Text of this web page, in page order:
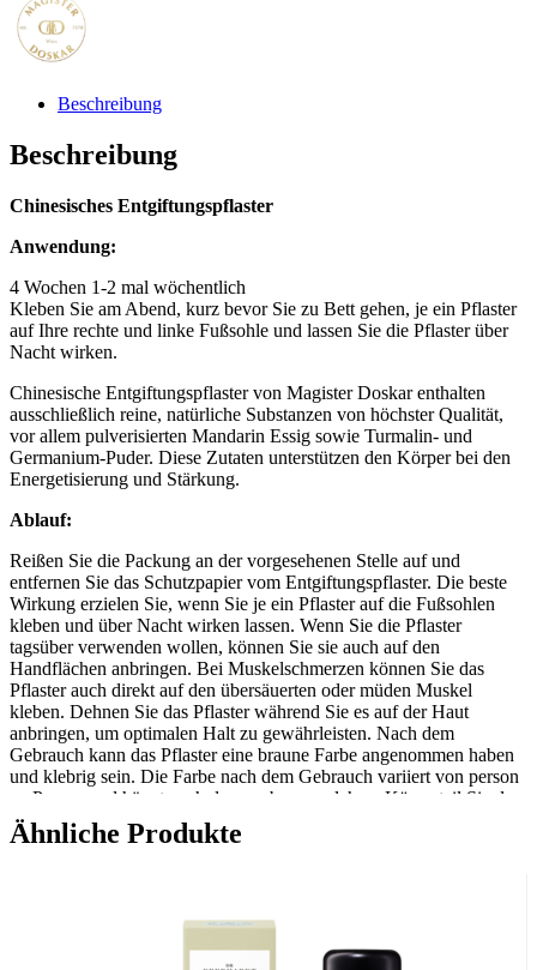
Beschreibung
Beschreibung
Chinesisches Entgiftungspflaster
Anwendung:
4 Wochen 1-2 mal wöchentlich
Kleben Sie am Abend, kurz bevor Sie zu Bett gehen, je ein Pflaster
auf Ihre rechte und linke Fußsohle und lassen Sie die Pflaster über
Nacht wirken.
Chinesische Entgiftungspflaster von Magister Doskar enthalten
ausschließlich reine, natürliche Substanzen von höchster Qualität,
vor allem pulverisierten Mandarin Essig sowie Turmalin- und
Germanium-Puder. Diese Zutaten unterstützen den Körper bei den
Energetisierung und Stärkung.
Ablauf:
Reißen Sie die Packung an der vorgesehenen Stelle auf und
entfernen Sie das Schutzpapier vom Entgiftungspflaster. Die beste
Wirkung erzielen Sie, wenn Sie je ein Pflaster auf die Fußsohlen
kleben und über Nacht wirken lassen. Wenn Sie die Pflaster
tagsüber verwenden wollen, können Sie sie auch auf den
Handflächen anbringen. Bei Muskelschmerzen können Sie das
Pflaster auch direkt auf den übersäuerten oder müden Muskel
kleben. Dehnen Sie das Pflaster während Sie es auf der Haut
anbringen, um optimalen Halt zu gewährleisten. Nach dem
Gebrauch kann das Pflaster eine braune Farbe angenommen haben
und klebrig sein. Die Farbe nach dem Gebrauch variiert von person
zu Person und hängt auch davon ab, an welchem Körperteil Sie das
Patch getragen haben. Nicht auf offene Wunden kleben. Kein Ersatz
für medizinische Diagnose, Behandlung oder Prävention.
Maße: 12,6 x 9 cm
Ähnliche Produkte